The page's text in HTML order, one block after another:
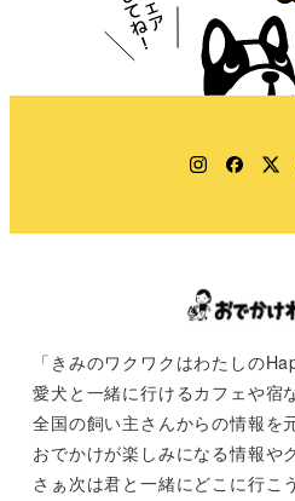
「きみのワクワクはわたしの
愛犬と一緒に行けるカフェや宿
全国の飼い主さんからの情報を
おでかけが楽しみになる情報や
さぁ次は君と一緒にどこに行こ